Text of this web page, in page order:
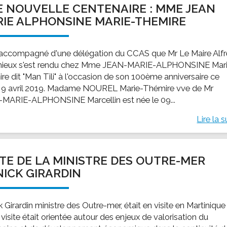
EMPLOI
Offres d'emploi
Le Centre Communal d'Action Social
Les aides sociales
Logement
Antenne Municipale de Développement et de
locale
et le lycée
scolaire
maternelles et primaire
de loisirs - ALSH
LE SERVICE CULTUREL
Les activités
Guide des
NOUVELLE CENTENAIRE : MME JEAN
ALPHONSINE MARIE-THEMIRE
d'une délégation du CCAS que Mr Le Maire
s'est rendu chez Mme JEAN-MARIE-ALPHONSINE
dit "Man Tili" à l'occasion de son 100ème anniversaire ce
avril 2019. Madame NOUREL Marie-Thémire vve de Mr
ALPHONSINE Marcellin est née le 09...
Lire la
DE LA MINISTRE DES OUTRE-MER
GIRARDIN
Girardin ministre des Outre-mer, était en visite en Martinique
était orientée autour des enjeux de valorisation du